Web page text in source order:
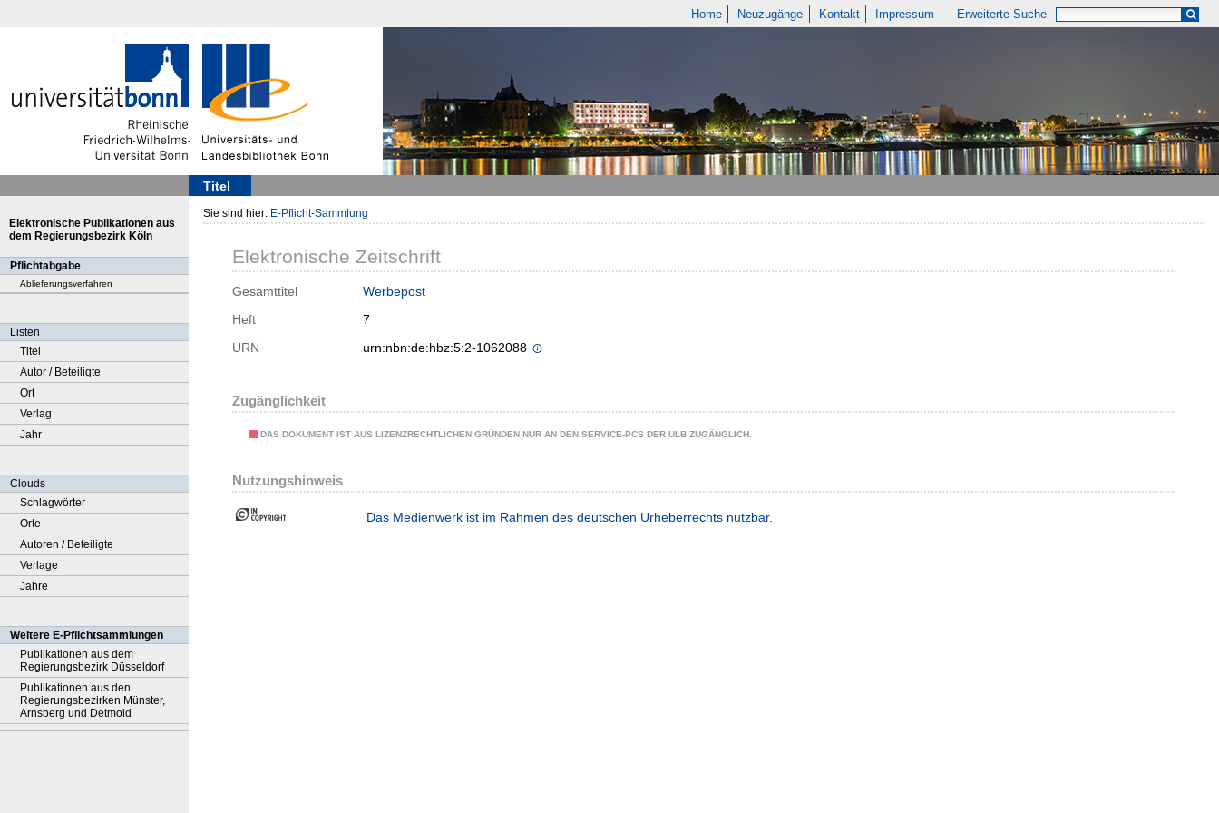
Home Neuzugänge Kontakt Impressum Erweiterte Suche
Titel
Elektronische Publikationen aus
dem Regierungsbezirk Köln
Pflichtabgabe
Ablieferungsverfahren
Listen
Titel
Autor / Beteiligte
Ort
Verlag
Jahr
Clouds
Schlagwörter
Orte
Autoren / Beteiligte
Verlage
Jahre
Weitere E-Pflichtsammlungen
Publikationen aus dem
Regierungsbezirk Düsseldorf
Publikationen aus den
Regierungsbezirken Münster,
Arnsberg und Detmold
Sie sind hier: E-Pflicht-Sammlung
Elektronische Zeitschrift
Gesamttitel
Werbepost
Heft
7
URN
urn:nbn:de:hbz:5:2-1062088
Zugänglichkeit
DAS DOKUMENT IST AUS LIZENZRECHTLICHEN GRÜNDEN NUR AN DEN SERVICE-PCS DER ULB ZUGÄNGLICH.
Nutzungshinweis
Das Medienwerk ist im Rahmen des deutschen Urheberrechts nutzbar.